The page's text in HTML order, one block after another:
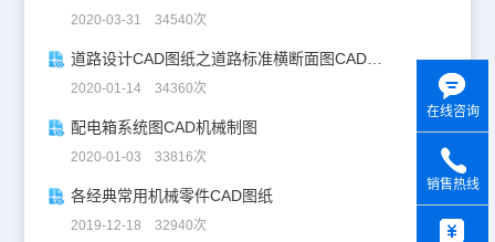
2020-03-31 34540次
道路设计CAD图纸之道路标准横断面图CAD图纸
2020-01-14 34360次
配电箱系统图CAD机械制图
2020-01-03 33816次
各经典常用机械零件CAD图纸
2019-12-18 32940次
在线咨询
销售热线